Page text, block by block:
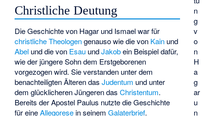
n
g
v
o
n
H
a
g
ar
u
n
Christliche Deutung
Die Geschichte von Hagar und Ismael war für
christliche Theologengenauso wie die von Kain und
Abel und die von Esau undJakobein Beispiel dafür,
wie der jüngere Sohn dem Erstgeborenen
vorgezogen wird. Sie verstanden unter dem
benachteiligten Älteren dasJudentum und unter
dem glücklicheren Jüngeren dasChristentum.
Bereits derApostel Paulus nutzte die Geschichte
für eineAllegorese in seinemGalaterbrief.